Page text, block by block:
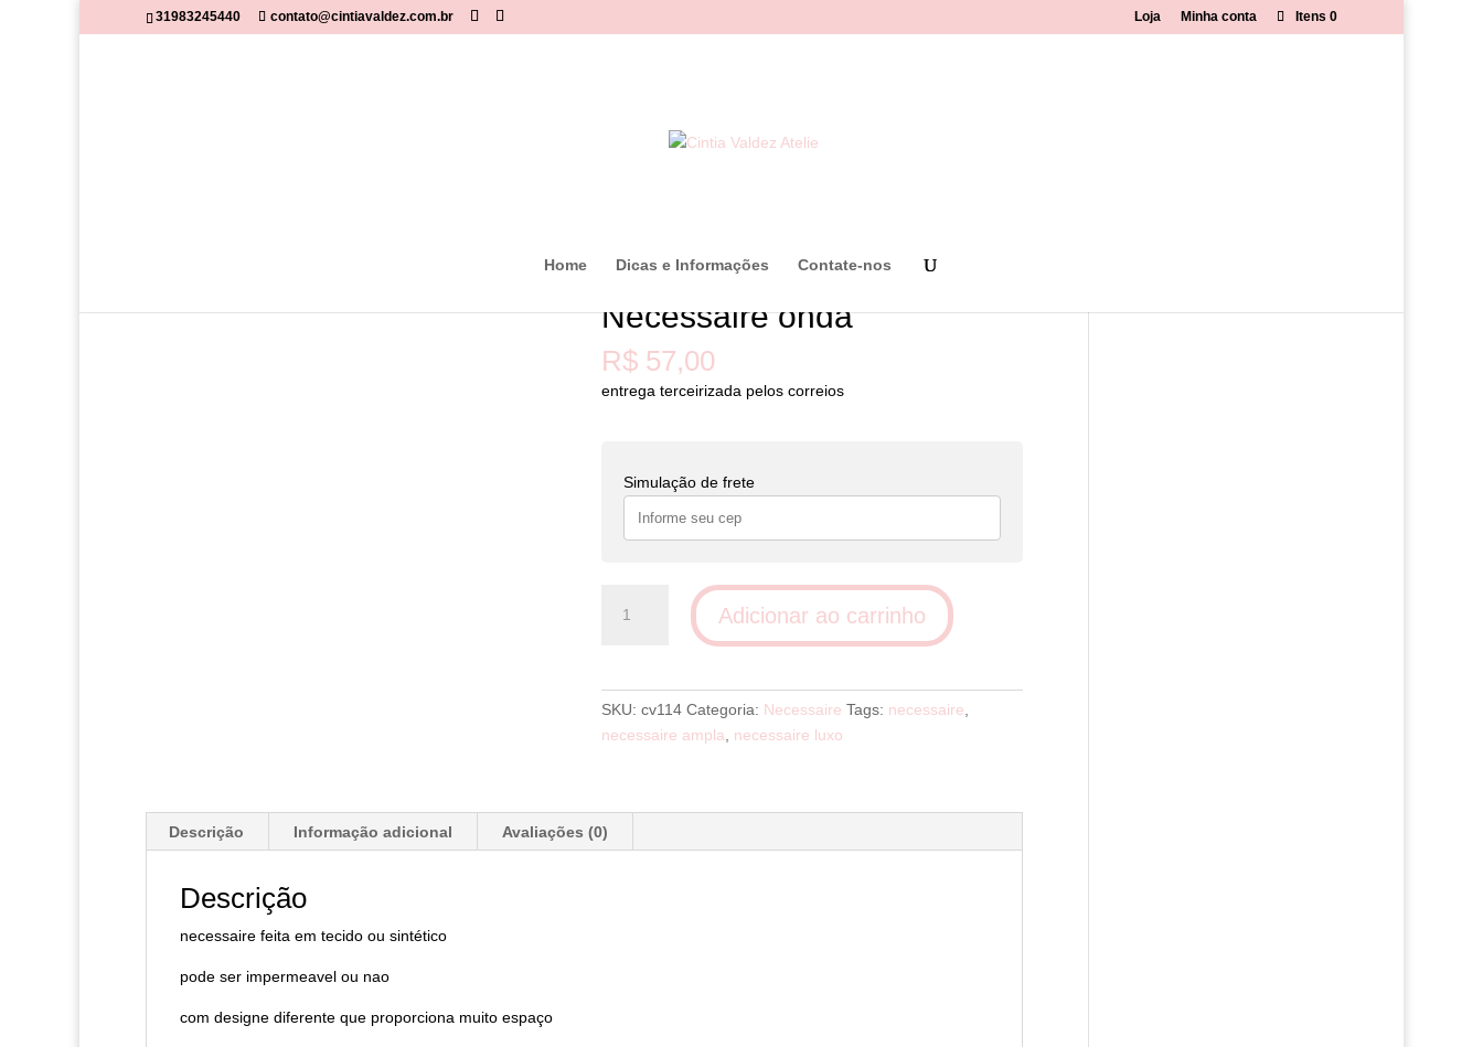
31983245440 contato@cintiavaldez.com.br Loja Minha conta Itens 0
Home Dicas e Informações Contate-nos
Necessaire onda
R$ 57,00
entrega terceirizada pelos correios
Simulação de frete
onda
Adicionar ao carrinho
SKU:cv114 Categoria: Necessaire Tags: necessaire
necessaire ampla
necessaire luxo
Descrição Informação adicional Avaliações (0)
Descrição
necessaire feita em tecido ou sintético
pode ser impermeavel ou nao
com designe diferente que proporciona muito espaço